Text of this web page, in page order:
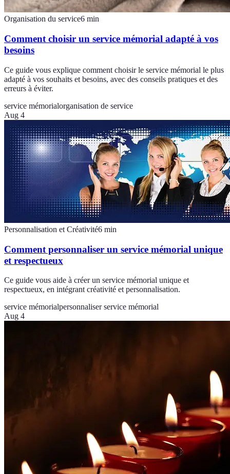
Organisation du service6 min
Comment choisir un service mémorial adapté à vos
besoins
Ce guide vous explique comment choisir le service mémorial le plus
adapté à vos souhaits et besoins, avec des conseils pratiques et des
erreurs à éviter.
service mémorialorganisation de service
Aug 4
Personnalisation et Créativité6 min
Comment personnaliser un service mémorial unique
et respectueux
Ce guide vous aide à créer un service mémorial unique et
respectueux, en intégrant créativité et personnalisation.
service mémorialpersonnaliser service mémorial
Aug 4